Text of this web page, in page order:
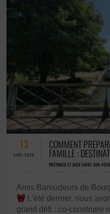
0
13
AOÛT-2024
COMMENT
FAMILLE :
PRÉPARER ET BIEN VIVRE SON
Amis Baroudeurs de
L’été dernier, nous
grand défi : co-construire